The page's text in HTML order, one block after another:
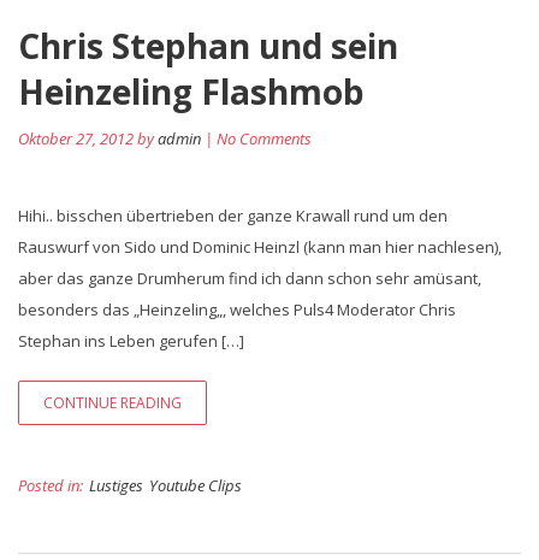
Chris Stephan und sein
Heinzeling Flashmob
Oktober 27, 2012 byadmin | No Comments
Hihi.. bisschen übertrieben der ganze Krawall rund um den
Rauswurf von Sido und Dominic Heinzl (kann man hier nachlesen),
aber das ganze Drumherum find ich dann schon sehr amüsant,
besonders das „Heinzeling„, welches Puls4 Moderator Chris
Stephan ins Leben gerufen […]
CONTINUE READING
Posted in: Lustiges Youtube Clips